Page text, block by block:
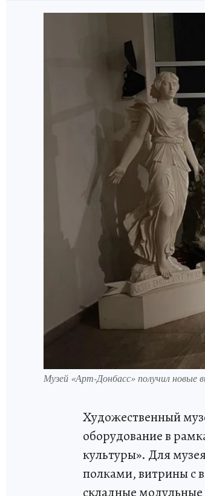
Музей «Арт-Донбасс» получил
Художественный
оборудование в
культуры». Для
полками, витрины с
складные